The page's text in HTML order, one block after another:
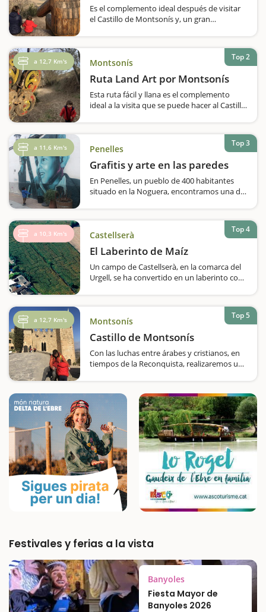
Es el complemento ideal después de visitar
el Castillo de Montsonís y, un gran
de ellas es la obra 'Lo Padrí' que se
encuentra en Montsonís. Realmente
impresionante,…
a 12,7 Km's Montsonís
Ruta Land Art por Montsonís
Esta ruta fácil y llana es el complemento
ideal a la visita que se puede hacer al Castillo
naturaleza, pensado para familias, durante el
cual nos…
Top 2
a 11,6 Km's Penelles
Grafitis y arte en las paredes
En Penelles, un pueblo de 400 habitantes
situado en la Noguera, encontramos una de
en la que el tiempo pasa poco a poco se ha
convertido, desde hace años, en un
atractivo…
Top 3
a 10,3 Km's Castellserà
El Laberinto de Maíz
Un campo de Castellserà, en la comarca del
Urgell, se ha convertido en un laberinto con
conocer un laberinto original tendréis…
Top 4
a 12,7 Km's Montsonís
Castillo de Montsonís
Con las luchas entre árabes y cristianos, en
tiempos de la Reconquista, realizaremos un
noche; un elemento que todavía hará que la
visita resulte más apasionante…
Top 5
Festivales y ferias a la vista
Banyoles
Fiesta Mayor de
Banyoles 2026